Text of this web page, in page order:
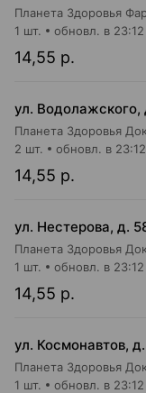
14,55 р.
1 шт. обновл. в 23:12
14,55 р.
2 шт. обновл. в 23:12
14,55 р.
1 шт. обновл. в 23:12
1 шт. обновл. в 23:12